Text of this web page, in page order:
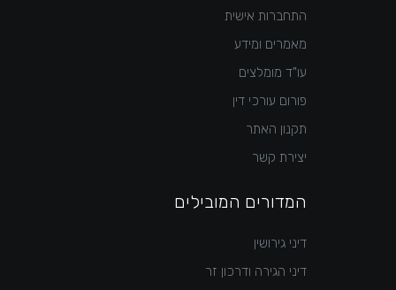
התחברות אישית
מאמרים ומידע
עו"ד מומלצים
פורום עורכי דין
תקנון האתר
יצירת קשר
המדורים המובילים
דיני גירושין
דיני הגירה ודרכון זר